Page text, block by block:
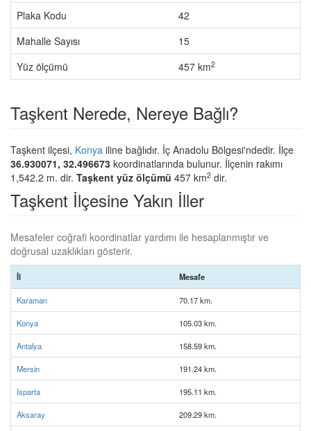
Plaka Kodu
42
Mahalle Sayısı
15
Yüz ölçümü
457 km2
Taşkent Nerede, Nereye Bağlı?
Taşkent ilçesi, Konya iline bağlıdır. İç Anadolu Bölgesi'ndedir. İlçe
36.930071, 32.496673 koordinatlarında bulunur. İlçenin rakımı
1,542.2 m. dir. Taşkent yüz ölçümü 457 km2 dir.
Taşkent İlçesine Yakın İller
Mesafeler coğrafi koordinatlar yardımı ile hesaplanmıştır ve
doğrusal uzaklıkları gösterir.
İl Mesafe
Karaman 70.17 km.
Konya 105.03 km.
Antalya 158.59 km.
Mersin 191.24 km.
Isparta 195.11 km.
Aksaray 209.29 km.